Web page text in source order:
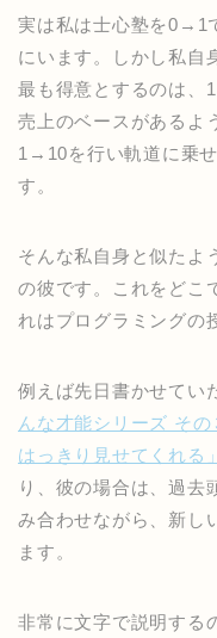
実は私は士心塾を0→1
にいます。しかし私自
最も得意とするのは、
売上のベースがあるよ
1→10を行い軌道に乗
す。
そんな私自身と似たよ
の彼です。これをどこ
れはプログラミングの
例えば先日書かせてい
んな才能シリーズ そ
はっきり見せてくれる」
り、彼の場合は、過去
み合わせながら、新し
ます。
非常に文字で説明する